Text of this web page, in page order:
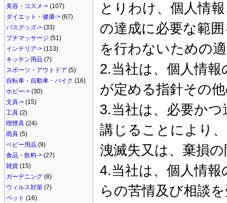
美容・コスメ-> (107)
ダイエット・健康-> (67)
バスグッズ-> (33)
プチマッサージ (51)
インテリア-> (113)
キッチン用品 (7)
スポーツ・アウトドア (5)
自転車・自動車・バイク (16)
ホビー-> (30)
文具-> (15)
工具 (2)
喫煙具 (24)
雨具 (5)
ベビー用品 (9)
食品・飲料-> (27)
雑貨 (15)
ガーデニング (8)
ウィルス対策 (7)
ペット (16)
とりわけ、個人情
の達成に必要な範
を行わないための
2.当社は、個人情
が定める指針その
3.当社は、必要か
講じることにより
洩滅失又は、棄損
4.当社は、個人情
らの苦情及び相談